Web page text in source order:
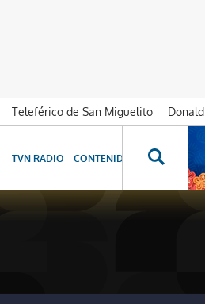
Teleférico de San Miguelito
TVN RADIO CONTENIDOS ESPECIALES